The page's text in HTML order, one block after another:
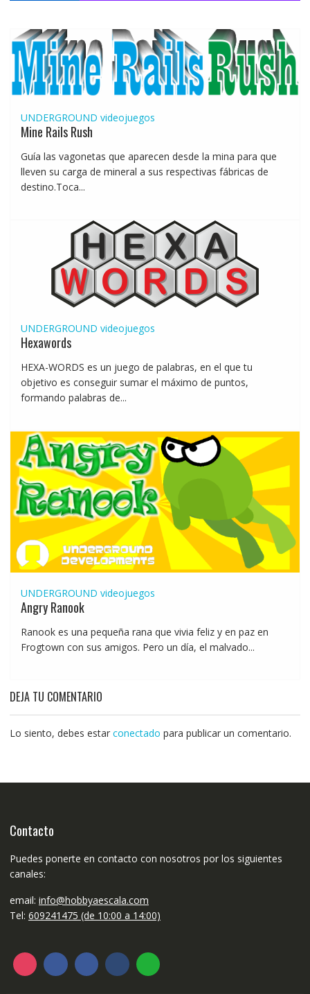
UNDERGROUND videojuegos
Mine Rails Rush
Guía las vagonetas que aparecen desde la mina para que
lleven su carga de mineral a sus respectivas fábricas de
destino.Toca...
UNDERGROUND videojuegos
Hexawords
HEXA-WORDS es un juego de palabras, en el que tu
objetivo es conseguir sumar el máximo de puntos,
formando palabras de...
UNDERGROUND videojuegos
Angry Ranook
Ranook es una pequeña rana que vivia feliz y en paz en
Frogtown con sus amigos. Pero un día, el malvado...
DEJA TU COMENTARIO
Lo siento, debes estar conectado para publicar un comentario.
Contacto
Puedes ponerte en contacto con nosotros por los siguientes
canales:
email: info@hobbyaescala.com
Tel: 609241475 (de 10:00 a 14:00)